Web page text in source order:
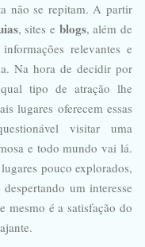
não se repitam. A partir
, sites e blogs, além de
relevantes e
Na hora de decidir por
tipo de atração lhe
lugares oferecem essas
visitar uma
e todo mundo vai lá.
pouco explorados,
um interesse
mesmo é a satisfação do